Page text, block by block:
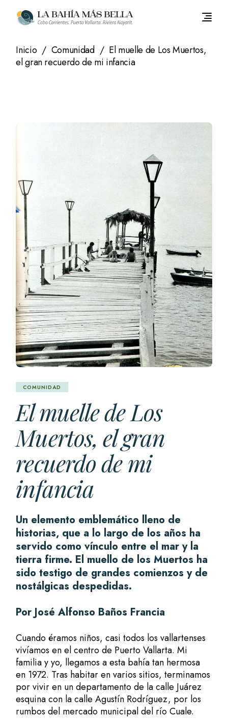
contenido
Inicio Comunidad
El muelle de Los Muertos,
el gran recuerdo de mi infancia
COMUNIDAD
El muelle de Los
Muertos, el gran
recuerdo de mi
infancia
Un elemento emblemático lleno de
historias, que a lo largo de los años ha
servido como vínculo entre el mar y la
tierra firme. El muello de los Muertos ha
sido testigo de grandes comienzos y de
nostálgicas despedidas.
Por José Alfonso Baños Francia
Cuando éramos niños, casi todos los vallartenses
vivíamos en el centro de Puerto Vallarta. Mi
familia y yo, llegamos a esta bahía tan hermosa
en 1972. Tras habitar en varios sitios, terminamos
por vivir en un departamento de la calle Juárez
esquina con la calle Agustín Rodríguez, por los
rumbos del mercado municipal del río Cuale.